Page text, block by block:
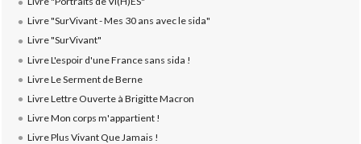
Livre "SurVivant - Mes 30 ans avec le sida"
Livre "SurVivant"
Livre L'espoir d'une France sans sida !
Livre Le Serment de Berne
Livre Lettre Ouverte à Brigitte Macron
Livre Mon corps m'appartient !
Livre Plus Vivant Que Jamais !